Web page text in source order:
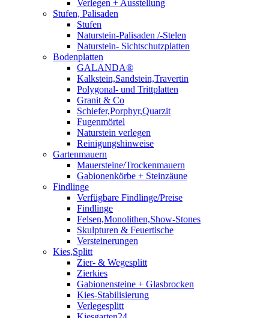
Verlegen + Ausstellung
Stufen, Palisaden
Stufen
Naturstein-Palisaden /-Stelen
Naturstein- Sichtschutzplatten
Bodenplatten
GALANDA®
Kalkstein,Sandstein,Travertin
Polygonal- und Trittplatten
Granit & Co
Schiefer,Porphyr,Quarzit
Fugenmörtel
Naturstein verlegen
Reinigungshinweise
Gartenmauern
Mauersteine/Trockenmauern
Gabionenkörbe + Steinzäune
Findlinge
Verfügbare Findlinge/Preise
Findlinge
Felsen,Monolithen,Show-Stones
Skulpturen & Feuertische
Versteinerungen
Kies,Splitt
Zier- & Wegesplitt
Zierkies
Gabionensteine + Glasbrocken
Kies-Stabilisierung
Verlegesplitt